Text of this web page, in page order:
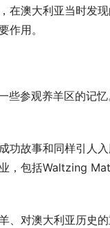
在澳大利亚当时发
作用。
些参观养羊区的记
功故事和同样引人
，包括Waltzing
、对澳大利亚历史